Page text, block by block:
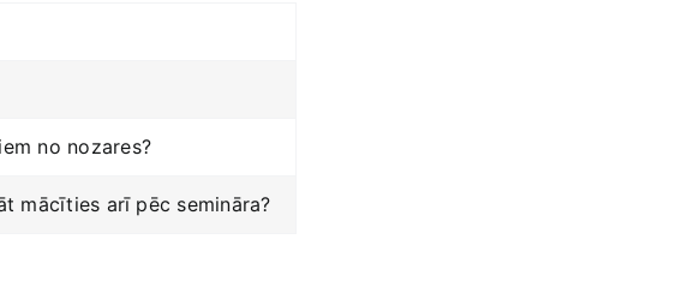
no nozares?
mācīties arī pēc semināra?